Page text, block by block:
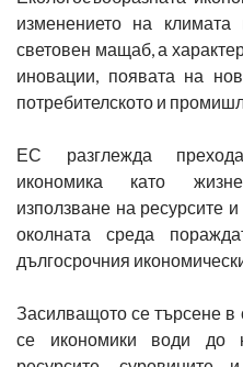
изменението на
световен мащаб, а
иновации, появата на
потребителското и
ЕС разглежда
икономика като
използване на ресурсите
околната среда
дългосрочния
Засилващото се търсене в
се икономики води до